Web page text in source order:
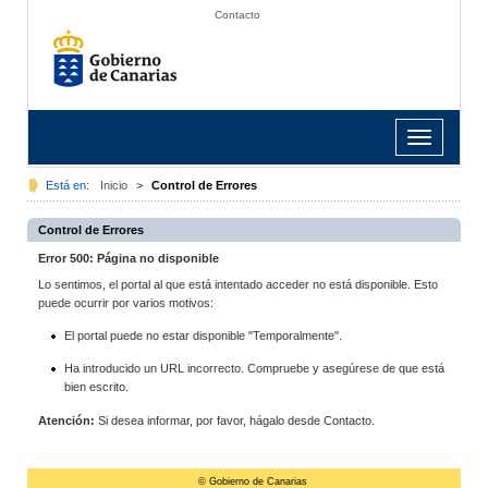
Contacto
Toggle
navigation
Está en: Inicio > Control de Errores
Control de Errores
Error 500: Página no disponible
Lo sentimos, el portal al que está intentado acceder no está disponible. Esto
puede ocurrir por varios motivos:
El portal puede no estar disponible "Temporalmente".
Ha introducido un URL incorrecto. Compruebe y asegúrese de que está
bien escrito.
Atención: Si desea informar, por favor, hágalo desde Contacto.
© Gobierno de Canarias